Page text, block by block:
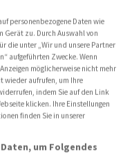
die Inflation nie
Vorsorgesystem
personenbezogene Daten wie
Gerät zu. Durch Auswahl von
die unter „Wir und unsere Partner
aufgeführten Zwecke. Wenn
möglicherweise nicht mehr
wieder aufrufen, um Ihre
indem Sie auf den Link
klicken. Ihre Einstellungen
finden Sie in unserer
um Folgendes